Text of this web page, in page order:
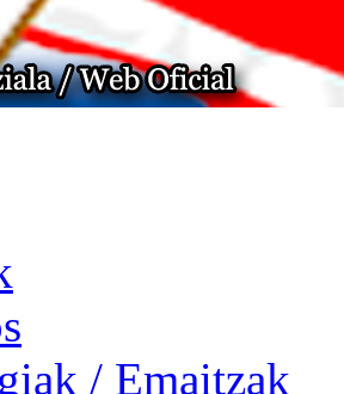
/ Emaitzak